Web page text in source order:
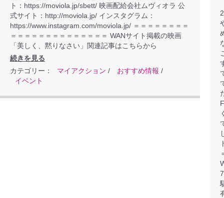
ト：https://moviola.jp/sbett/ 映画配給会社ムヴィオラ 公
式サイト：http://moviola.jp/ インスタグラム：
https://www.instagram.com/moviola.jp/ ＝＝＝＝＝＝＝＝
＝＝＝＝＝＝＝＝＝＝＝＝＝＝ WANサイト掲載の映画
「美しく、黙りなさい」関連記事はこちらから
続きを見る
カテゴリー：
マイアクション / おすすめ情報 /
イベント